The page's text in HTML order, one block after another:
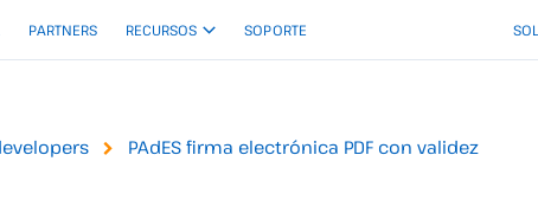
PARTNERS RECURSOS SOPORTE
PAdES firma electrónica PDF con validez